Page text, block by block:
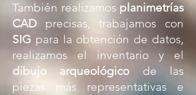
También realizamos planimetrías
CAD precisas, trabajamos con
SIG para la obtención de datos,
realizamos el inventario y el
dibujo arqueológico de las
piezas más representativas e